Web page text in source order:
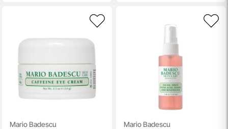
Mario Badescu Mario Badescu